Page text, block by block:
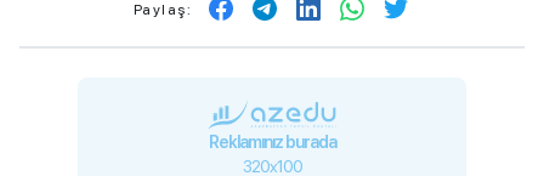
Paylaş:
Reklamınız burada
320x100